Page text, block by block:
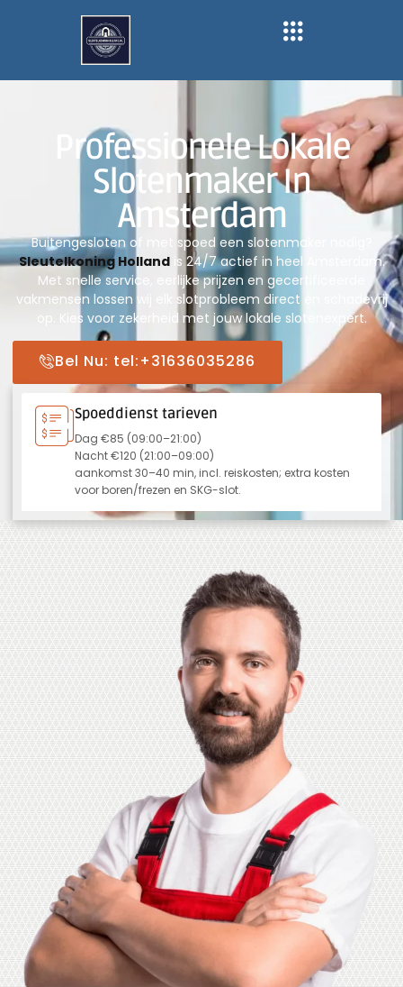
Professionele Lokale
Slotenmaker In
Amsterdam
Buitengesloten of met spoed een slotenmaker nodig?
Sleutelkoning Hollandis 24/7 actief in heel Amsterdam.
Met snelle service, eerlijke prijzen en gecertificeerde
vakmensen lossen wij elk slotprobleem direct en schadevrij
op. Kies voor zekerheid met jouw lokale slotenexpert.
Bel Nu: tel:+31636035286
Spoeddienst tarieven
Dag €85 (09:00–21:00)
Nacht €120 (21:00–09:00)
aankomst 30–40 min, incl. reiskosten; extra kosten
voor boren/frezen en SKG-slot.